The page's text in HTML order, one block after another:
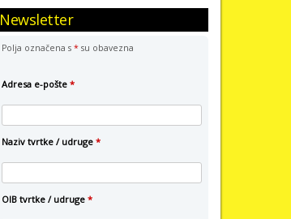
Newsletter
Polja označena s* su obavezna
Adresa e-pošte*
Naziv tvrtke / udruge*
OIB tvrtke / udruge*